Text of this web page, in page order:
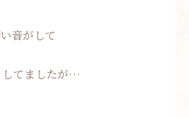
音がして
してましたが…